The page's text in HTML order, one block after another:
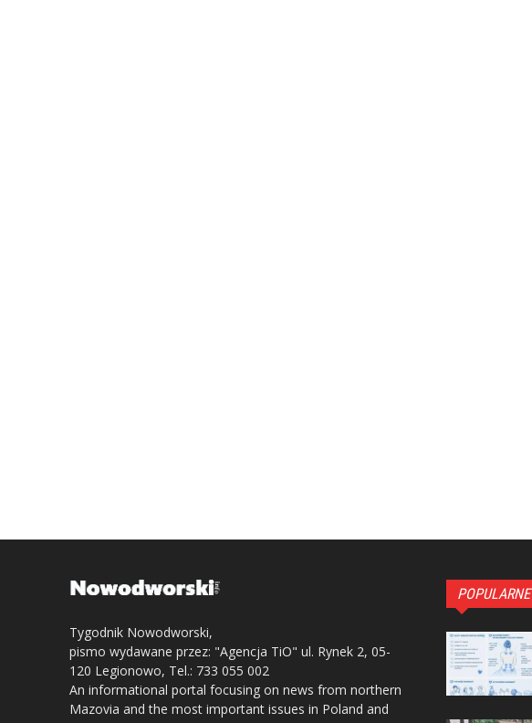
Tygodnik Nowodworski,
pismo wydawane przez: "Agencja TiO" ul. Rynek 2, 05-
120 Legionowo, Tel.: 733 055 002
An informational portal focusing on news from northern
Mazovia and the most important issues in Poland and
POPULARNE